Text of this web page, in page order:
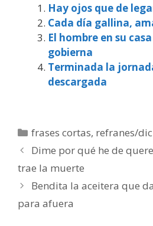
Hay ojos que de
Cada día gallina,
El hombre en su
gobierna
Terminada la
descargada
Categorías
frases cortas, refranes/
Dime por qué he de
trae la muerte
Bendita la aceitera que
para afuera